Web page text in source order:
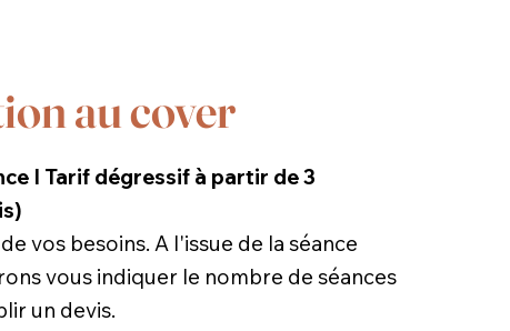
au cover
I Tarif dégressif à partir de 3
vos besoins. A l'issue de la séance
vous indiquer le nombre de séances
un devis.